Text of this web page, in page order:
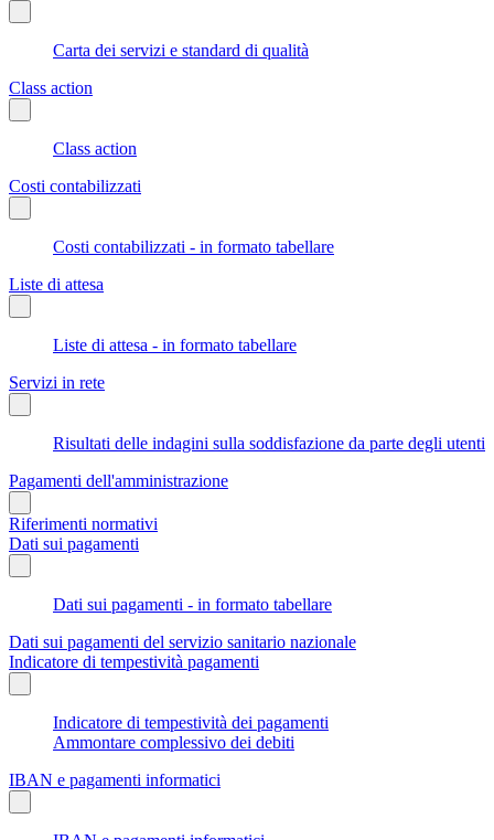
Carta dei servizi e standard di qualità
Class action
Class action
Costi contabilizzati
Costi contabilizzati - in formato tabellare
Liste di attesa
Liste di attesa - in formato tabellare
Servizi in rete
Risultati delle indagini sulla soddisfazione da parte degli utenti
Pagamenti dell'amministrazione
Riferimenti normativi
Dati sui pagamenti
Dati sui pagamenti - in formato tabellare
Dati sui pagamenti del servizio sanitario nazionale
Indicatore di tempestività pagamenti
Indicatore di tempestività dei pagamenti
Ammontare complessivo dei debiti
IBAN e pagamenti informatici